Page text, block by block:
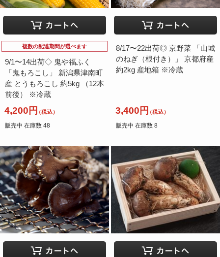
複数の配達期間が選べます
9/1〜14出荷◇ 鬼や福ふく
「鬼もろこし」 新潟県津南町
産 とうもろこし 約5kg （12本
前後） ※冷蔵
4,200円（税込）
販売中 在庫数 48
8/17〜22出荷◎ 京野菜 「山城
のねぎ（根付き）」 京都府産
約2kg 産地箱 ※冷蔵
3,400円（税込）
販売中 在庫数 8